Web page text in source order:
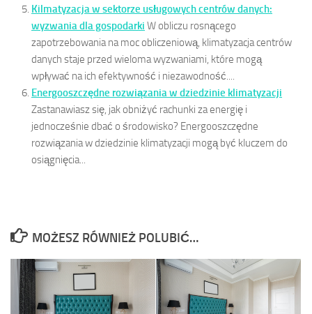
Kilmatyzacja w sektorze usługowych centrów danych:
wyzwania dla gospodarki W obliczu rosnącego
zapotrzebowania na moc obliczeniową, klimatyzacja centrów
danych staje przed wieloma wyzwaniami, które mogą
wpływać na ich efektywność i niezawodność....
Energooszczędne rozwiązania w dziedzinie klimatyzacji
Zastanawiasz się, jak obniżyć rachunki za energię i
jednocześnie dbać o środowisko? Energooszczędne
rozwiązania w dziedzinie klimatyzacji mogą być kluczem do
osiągnięcia...
MOŻESZ RÓWNIEŻ POLUBIĆ…